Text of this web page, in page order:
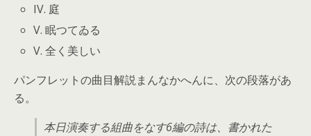
IV. 庭
V. 眠つてゐる
V. 全く美しい
パンフレットの曲目解説まんなかへんに、次の段落があ
る。
本日演奏する組曲をなす6編の詩は、書かれた